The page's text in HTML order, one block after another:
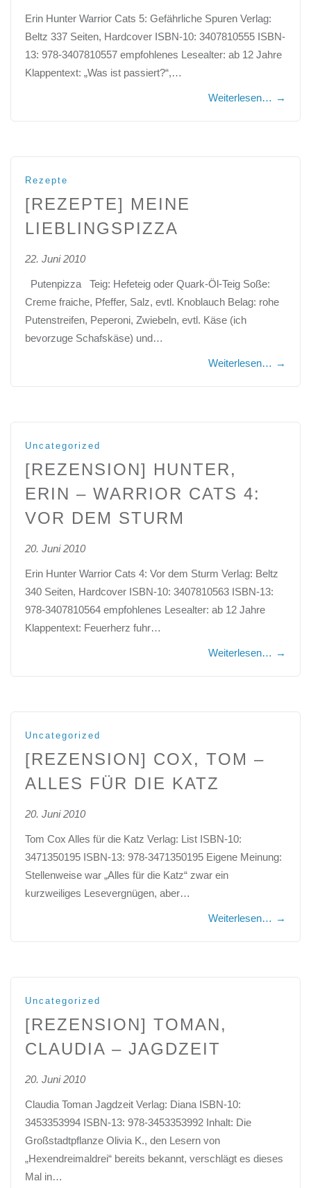
Erin Hunter Warrior Cats 5: Gefährliche Spuren Verlag:
Beltz 337 Seiten, Hardcover ISBN-10: 3407810555 ISBN-
13: 978-3407810557 empfohlenes Lesealter: ab 12 Jahre
Klappentext: „Was ist passiert?“,…
Weiterlesen… →
Rezepte
[REZEPTE] MEINE
LIEBLINGSPIZZA
22. Juni 2010
Putenpizza Teig: Hefeteig oder Quark-Öl-Teig Soße:
Creme fraiche, Pfeffer, Salz, evtl. Knoblauch Belag: rohe
Putenstreifen, Peperoni, Zwiebeln, evtl. Käse (ich
bevorzuge Schafskäse) und…
Weiterlesen… →
Uncategorized
[REZENSION] HUNTER,
ERIN – WARRIOR CATS 4:
VOR DEM STURM
20. Juni 2010
Erin Hunter Warrior Cats 4: Vor dem Sturm Verlag: Beltz
340 Seiten, Hardcover ISBN-10: 3407810563 ISBN-13:
978-3407810564 empfohlenes Lesealter: ab 12 Jahre
Klappentext: Feuerherz fuhr…
Weiterlesen… →
Uncategorized
[REZENSION] COX, TOM –
ALLES FÜR DIE KATZ
20. Juni 2010
Tom Cox Alles für die Katz Verlag: List ISBN-10:
3471350195 ISBN-13: 978-3471350195 Eigene Meinung:
Stellenweise war „Alles für die Katz“ zwar ein
kurzweiliges Lesevergnügen, aber…
Weiterlesen… →
Uncategorized
[REZENSION] TOMAN,
CLAUDIA – JAGDZEIT
20. Juni 2010
Claudia Toman Jagdzeit Verlag: Diana ISBN-10:
3453353994 ISBN-13: 978-3453353992 Inhalt: Die
Großstadtpflanze Olivia K., den Lesern von
„Hexendreimaldrei“ bereits bekannt, verschlägt es dieses
Mal in…